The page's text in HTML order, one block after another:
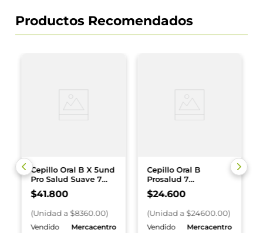
Productos Recomendados
Cepillo Oral B X 5und
Pro Salud Suave 7
Beneficios
$41.800
(Unidad a $8360.00)
Vendido
Mercacentro
Cepillo Oral B
Prosalud 7
Beneficios 2X1
$24.600
(Unidad a $24600.00)
Vendido
Mercacentro